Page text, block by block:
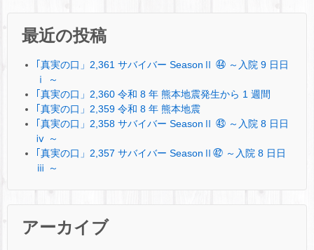
最近の投稿
｢真実の口」2,361 サバイバー SeasonⅡ ㊹ ～入院 9 日日
ⅰ ～
｢真実の口」2,360 令和 8 年 熊本地震発生から 1 週間
｢真実の口」2,359 令和 8 年 熊本地震
｢真実の口」2,358 サバイバー SeasonⅡ ㊸ ～入院 8 日日
ⅳ ～
｢真実の口」2,357 サバイバー SeasonⅡ㊷ ～入院 8 日日
ⅲ ～
アーカイブ